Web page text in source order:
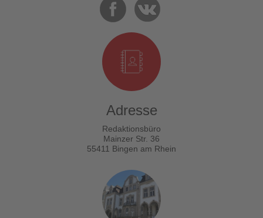
Adresse
Redaktionsbüro
Mainzer Str. 36
55411 Bingen am Rhein